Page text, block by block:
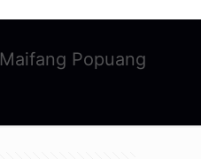
Maifang Popuang